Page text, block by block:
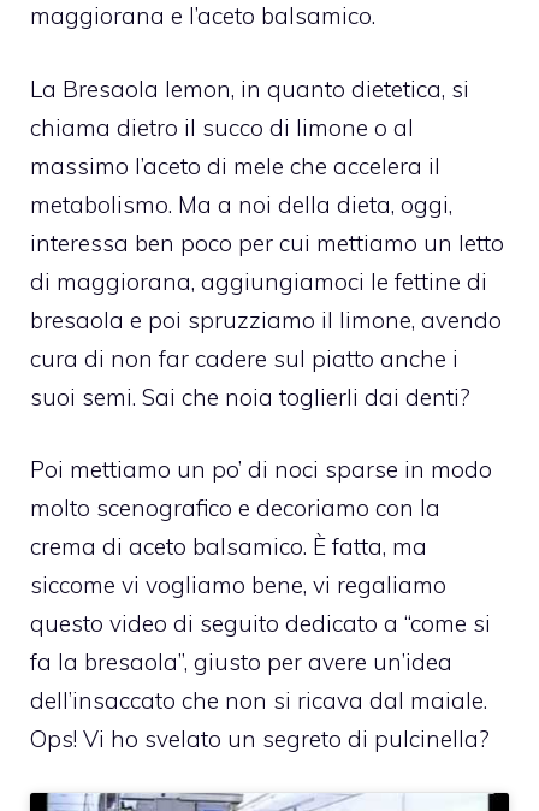
maggiorana e l’aceto balsamico.
La Bresaola lemon, in quanto dietetica, si
chiama dietro il succo di limone o al
massimo l’aceto di mele che accelera il
metabolismo. Ma a noi della dieta, oggi,
interessa ben poco per cui mettiamo un letto
di maggiorana, aggiungiamoci le fettine di
bresaola e poi spruzziamo il limone, avendo
cura di non far cadere sul piatto anche i
suoi semi. Sai che noia toglierli dai denti?
Poi mettiamo un po’ di noci sparse in modo
molto scenografico e decoriamo con la
crema di aceto balsamico. È fatta, ma
siccome vi vogliamo bene, vi regaliamo
questo video di seguito dedicato a “come si
fa la bresaola”, giusto per avere un’idea
dell’insaccato che non si ricava dal maiale.
Ops! Vi ho svelato un segreto di pulcinella?